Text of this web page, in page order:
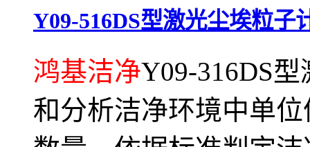
Y09-516DS型激光尘埃粒子
鸿基洁净Y09-316DS
和分析洁净环境中单